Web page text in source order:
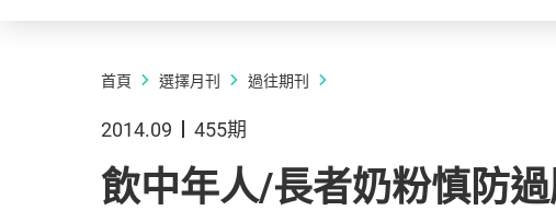
首頁 選擇月刊 過往期刊
2014.09 455期
飲中年人/長者奶粉慎防